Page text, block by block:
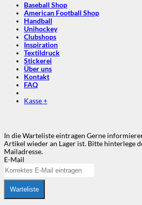
Baseball Shop
American Football Shop
Handball
Unihockey
Clubshops
Inspiration
Textildruck
Stickerei
Über uns
Kontakt
FAQ
Kasse+
In die Warteliste eintragen Gerne
Artikel wieder an Lager ist. Bitte hinterlege
Mailadresse.
E-Mail
Warteliste